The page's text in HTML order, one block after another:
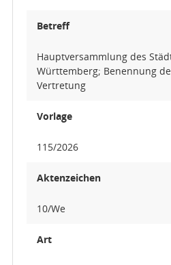
Betreff
Hauptversammlung des
Württemberg; Benennung
Vertretung
Vorlage
115/2026
Aktenzeichen
10/We
Art